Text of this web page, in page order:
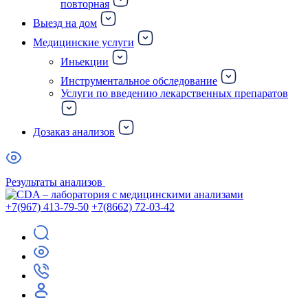
повторная
Выезд на дом
Медицинские услуги
Иньекции
Инструментальное обследование
Услуги по введению лекарственных препаратов
Дозаказ анализов
Результаты анализов
+7(967) 413-79-50 +7(8662) 72-03-42